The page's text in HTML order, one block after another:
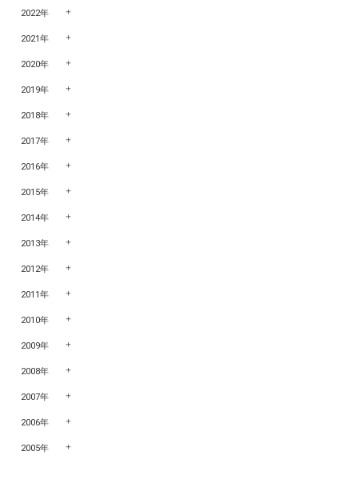
2022年
2021年
2020年
2019年
2018年
2017年
2016年
2015年
2014年
2013年
2012年
2011年
2010年
2009年
2008年
2007年
2006年
2005年